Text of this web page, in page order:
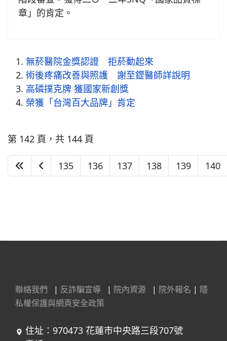
章」的肯定。
無菸醫院金獎認證 拒菸動起來
術後疼痛改善與照護 謝至鎠醫師詳說明
高磷撲克牌 獲國家新創獎
榮獲「台灣百大品牌」肯定
第 142 頁，共 144 頁
135 136 137 138 139 140
聯絡我們 | 反詐騙宣導 | 院內資源 | 院外報名 | 隱
私權保護與網頁安全政策
住址：970473 花蓮市中央路三段707號